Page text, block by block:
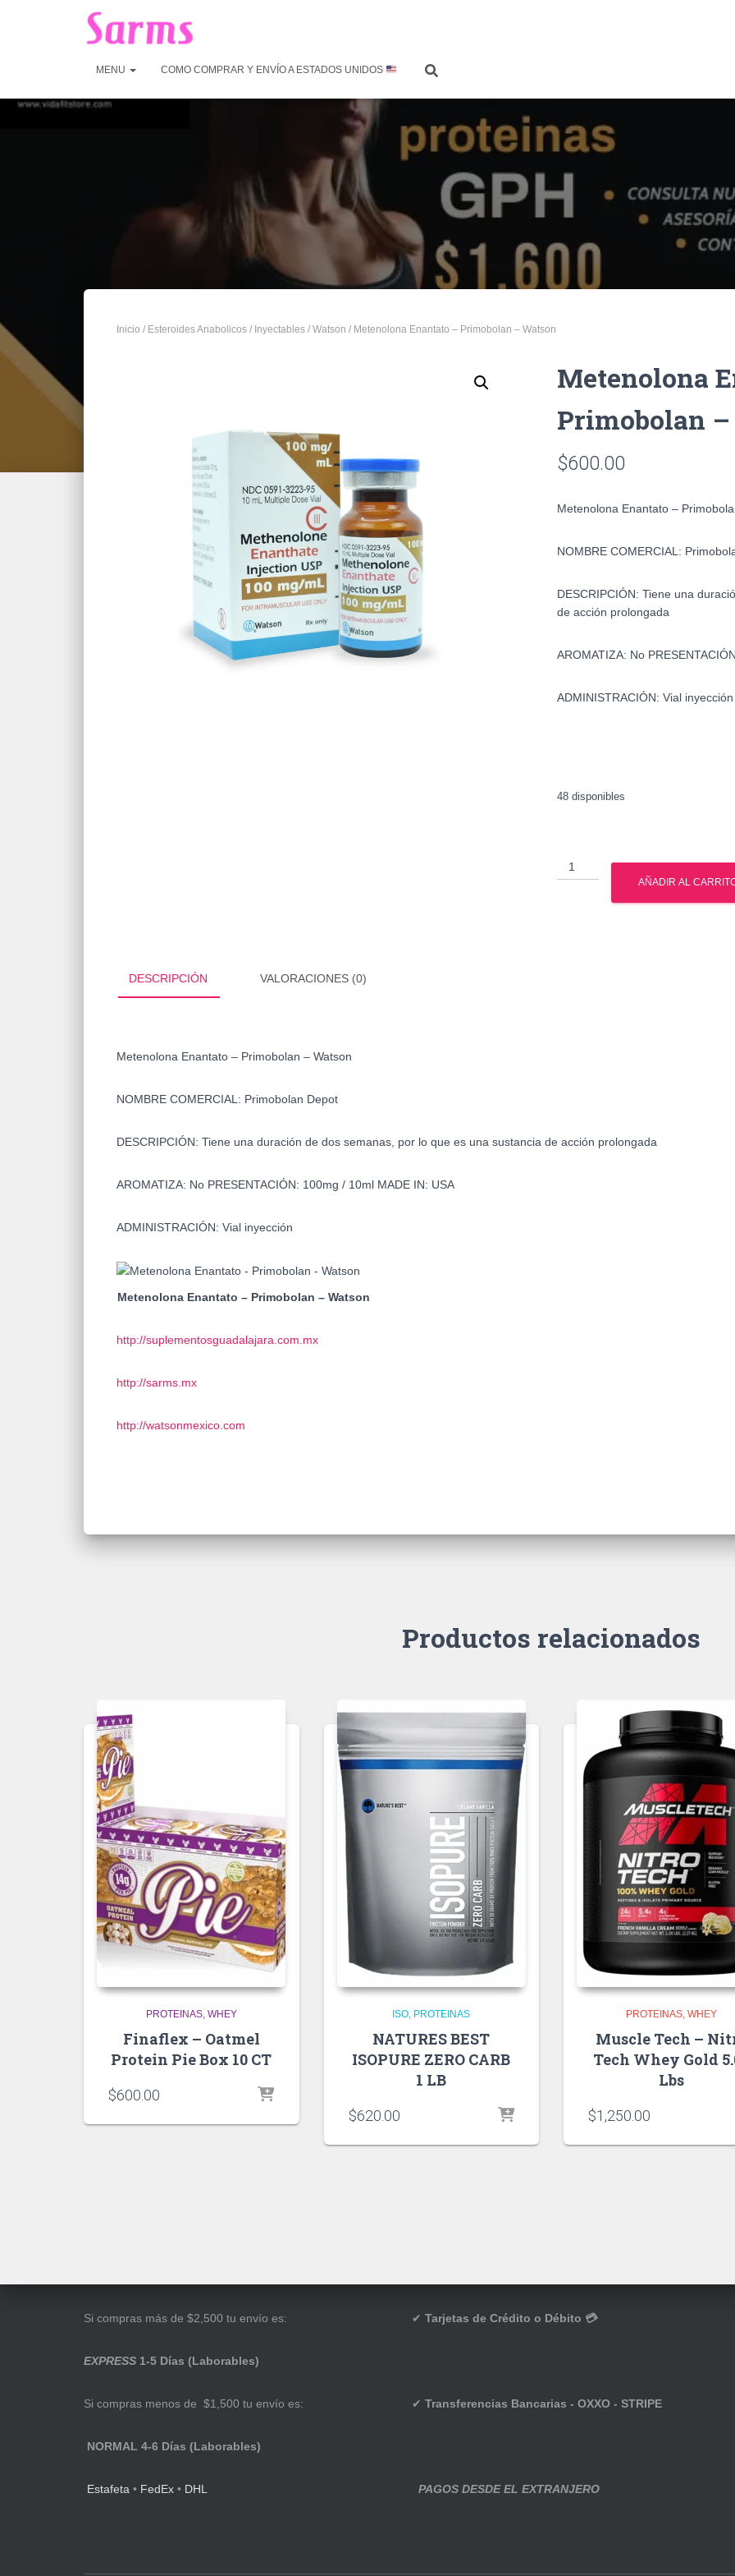
MENU COMO COMPRAR Y ENVÍO A ESTADOS UNIDOS
Inicio / Esteroides Anabolicos / Inyectables / Watson / Metenolona Enantato – Primobolan – Watson
Metenolona
Primobolan
$600.00
Metenolona Enantato –
NOMBRE COMERCIAL :
DESCRIPCIÓN: Tiene una
de acción prolongada
AROMATIZA: No
ADMINISTRACIÓN: Vial inyección
48 disponibles
Metenolona
Enantato
AÑADIR AL
DESCRIPCIÓN VALORACIONES (0)
Metenolona Enantato – Primobolan – Watson
NOMBRE COMERCIAL : Primobolan Depot
DESCRIPCIÓN: Tiene una duración de dos semanas, por lo que es una sustancia de acción prolongada
AROMATIZA: No PRESENTACIÓN: 100mg / 10ml MADE IN: USA
ADMINISTRACIÓN: Vial inyección
Metenolona Enantato – Primobolan – Watson
http://suplementosguadalajara.com.mx
http://sarms.mx
http://watsonmexico.com
Productos relacionados
PROTEINAS WHEY
Finaflex – Oatmel
Protein Pie Box 10 CT
$600.00
ISO PROTEINAS
NATURES BEST
ISOPURE ZERO CARB
1 LB
$620.00
PROTEINAS WHEY
Muscle Tech –
Tech Whey Gold
Lbs
$1,250.00
Si compras más de $2,500 tu envío es:
EXPRESS 1-5 Días (Laborables)
Si compras menos de $1,500 tu envío es:
NORMAL 4-6 Días (Laborables)
Estafeta • FedEx • DHL
✔ Tarjetas de Crédito o Débito 💳
✔ Transferencias Bancarias - OXXO - STRIPE
PAGOS DESDE EL EXTRANJERO